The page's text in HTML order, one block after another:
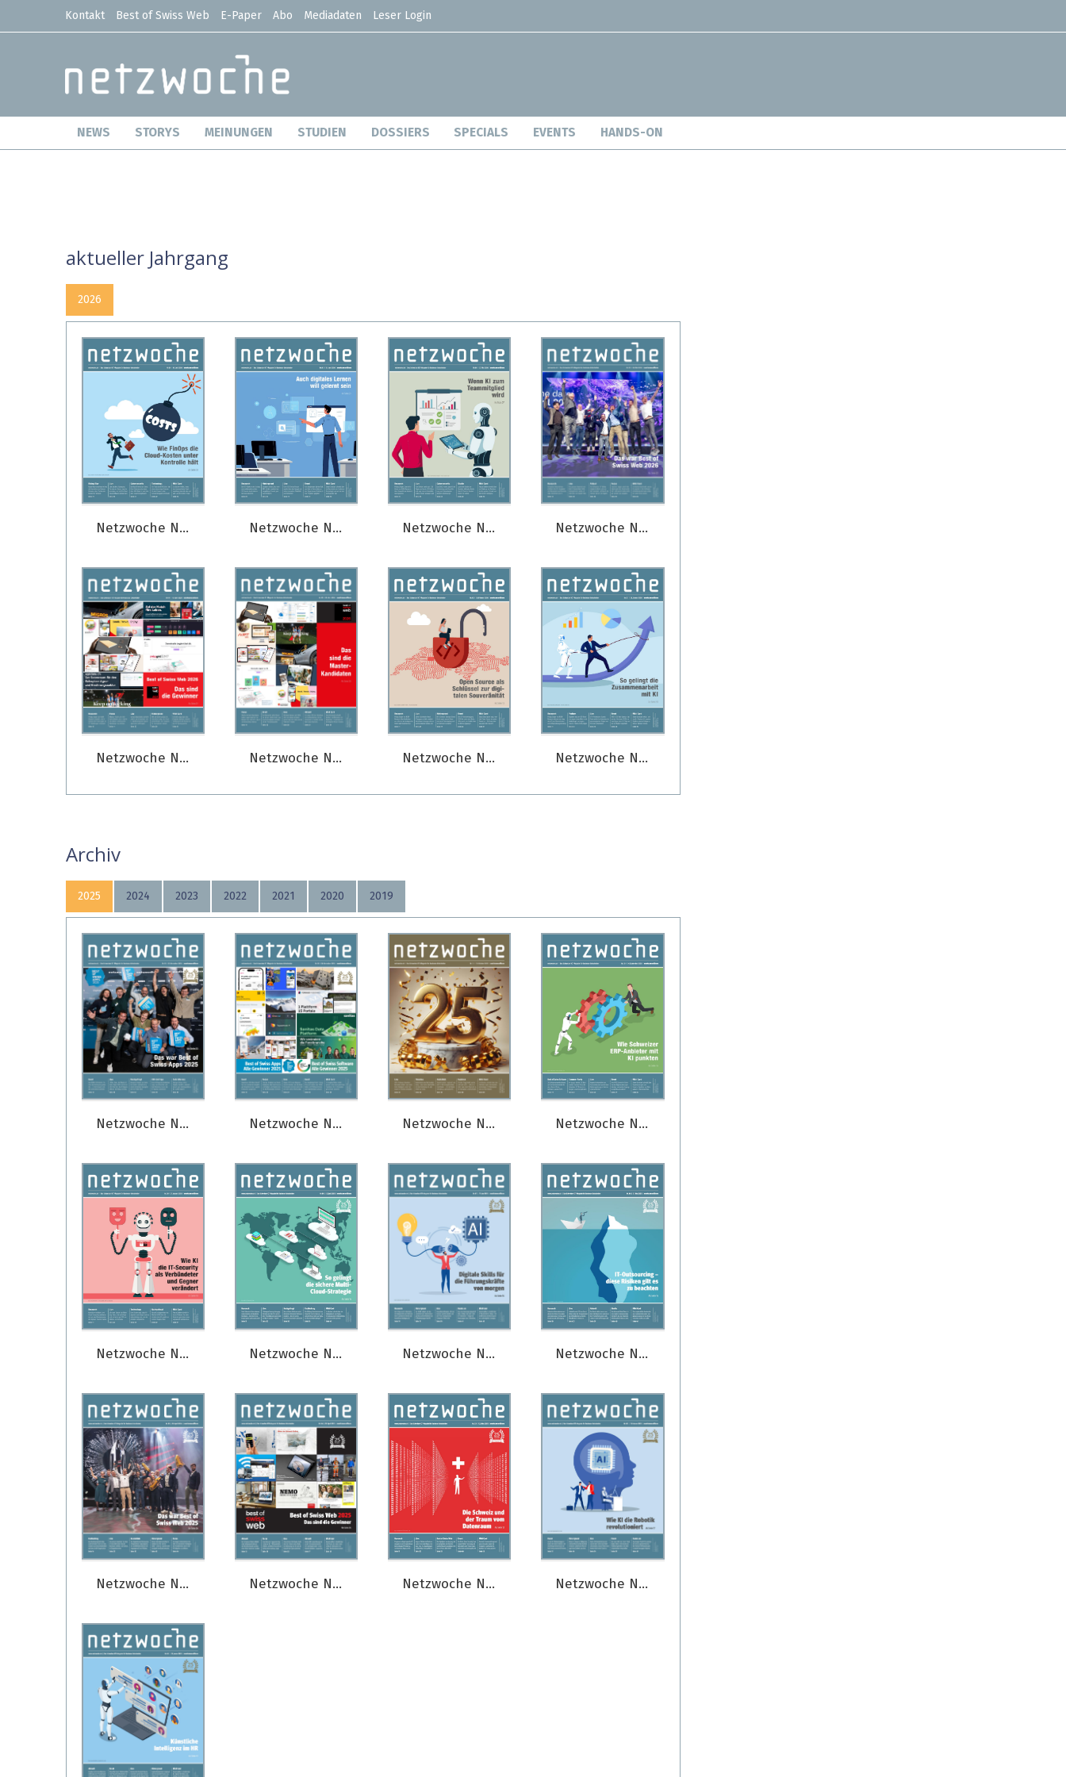
Kontakt Best of Swiss Web E-Paper Abo Mediadaten Leser Login
NEWS STORYS MEINUNGEN STUDIEN DOSSIERS SPECIALS EVENTS HANDS-ON
aktueller Jahrgang
2026
Netzwoche Nr. 08/2026 Netzwoche Nr. 07/2026 Netzwoche Nr. 06/2026 Netzwoche Nr. 05/2026
Netzwoche Nr. 04/2026 Netzwoche Nr. 03/2026 Netzwoche Nr. 02/2026 Netzwoche Nr. 01/2026
Archiv
2025 2024 2023 2022 2021 2020 2019
Netzwoche Nr. 13/2025 Netzwoche Nr. 12/2025 Netzwoche Nr. 11/2025 Netzwoche Nr. 10/2025
Netzwoche Nr. 09/2025 Netzwoche Nr. 08/2025 Netzwoche Nr. 07/2025 Netzwoche Nr. 06/2025
Netzwoche Nr. 05/2025 Netzwoche Nr. 04/2025 Netzwoche Nr. 03/2025 Netzwoche Nr. 2/2025